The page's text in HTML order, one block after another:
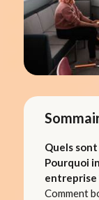
Quels
Pourquoi
entreprise
Comment